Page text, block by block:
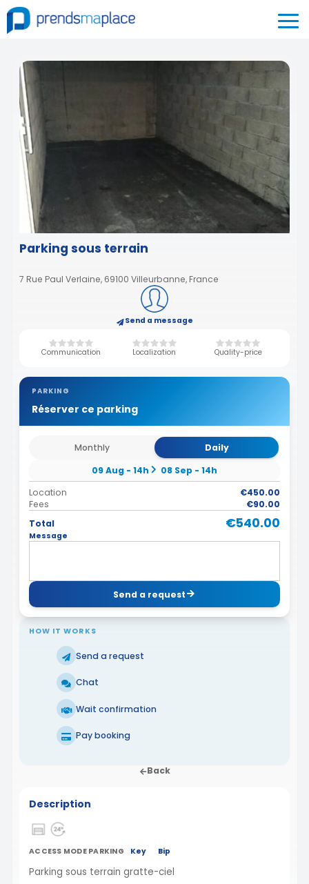
Parking sous terrain
7 Rue Paul Verlaine, 69100 Villeurbanne, France
Send a message
Communication Localization Quality-price
PARKING
Réserver ce parking
Monthly
Daily
09 Aug - 14h
08 Sep - 14h
Location
€450.00
Fees
€90.00
Total
€540.00
Message
Send a request
HOW IT WORKS
Send a request
Chat
Wait confirmation
Pay booking
Back
Description
ACCESS MODE PARKING Key Bip
Parking sous terrain gratte-ciel